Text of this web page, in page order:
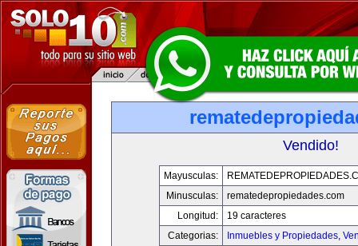
Vendido!
Mayusculas:
Minusculas:
rematedepropiedades.com
Longitud:
19 caracteres
Categorias:
Inmuebles y Propiedades,